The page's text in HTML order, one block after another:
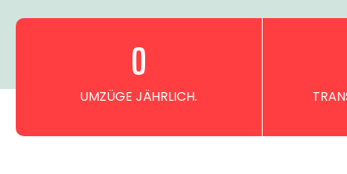
UMZÜGE JÄHRLICH.
0